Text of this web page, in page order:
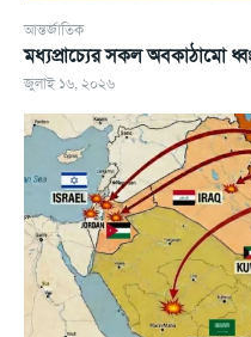
আন্তর্জাতিক
মধ্যপ্রাচ্যের সকল অবকাঠামো
জুলাই ১৬, ২০২৬